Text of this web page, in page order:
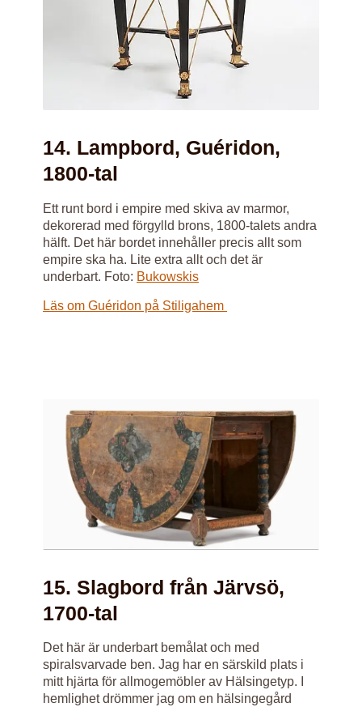
14. Lampbord, Guéridon,
1800-tal
Ett runt bord i empire med skiva av marmor,
dekorerad med förgylld brons, 1800-talets andra
hälft. Det här bordet innehåller precis allt som
empire ska ha. Lite extra allt och det är
underbart. Foto: Bukowskis
Läs om Guéridon på Stiligahem
15. Slagbord från Järvsö,
1700-tal
Det här är underbart bemålat och med
spiralsvarvade ben. Jag har en särskild plats i
mitt hjärta för allmogemöbler av Hälsingetyp. I
hemlighet drömmer jag om en hälsingegård